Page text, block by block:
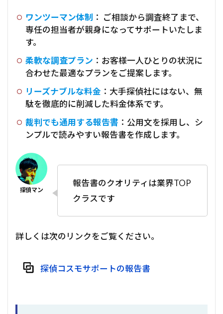
ワンツーマン体制 ： ご相談から調査終了まで、
専任の担当者が親身になってサポートいたしま
す。
柔軟な調査プラン ：お客様一人ひとりの状況に
合わせた最適なプランをご提案します。
リーズナブルな料金 ：大手探偵社にはない、無
駄を徹底的に削減した料金体系です。
裁判でも通用する報告書 ：公用文を採用し、シ
ンプルで読みやすい報告書を作成します。
報告書のクオリティは業界TOP
クラスです
詳しくは次のリンクをご覧ください。
探偵コスモサポートの報告書